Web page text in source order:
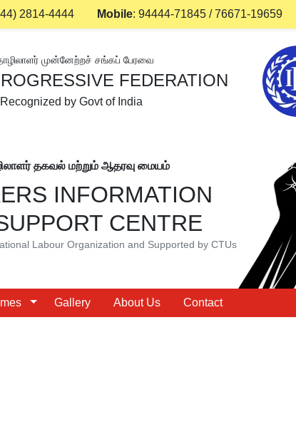
2814-4444 Mobile: 94444-71845 /76671-19659
முன்னேற்றச் சங்கப் பேரவை
FEDERATION
Recognized by Govt of India
தகவல் மற்றும் ஆதரவு மையம்
INFORMATION
CENTRE
Labour Organization and Supported by CTUs
Gallery About Us Contact